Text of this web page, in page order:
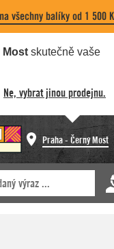
všechny balíky od 1 500
Most skutečně vaše
Ne, vybrat jinou prodejnu.
Praha - Černý Most